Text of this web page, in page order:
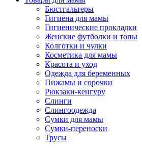
Бюстгальтеры
Гигиена для мамы
Гигиенические прокладки
Женские футболки и топы
Колготки и чулки
Косметика для мамы
Красота и уход
Одежда для беременных
Пижамы и сорочки
Рюкзаки-кенгуру
Слинги
Слингоодежда
Сумки для мамы
Сумки-переноски
Трусы